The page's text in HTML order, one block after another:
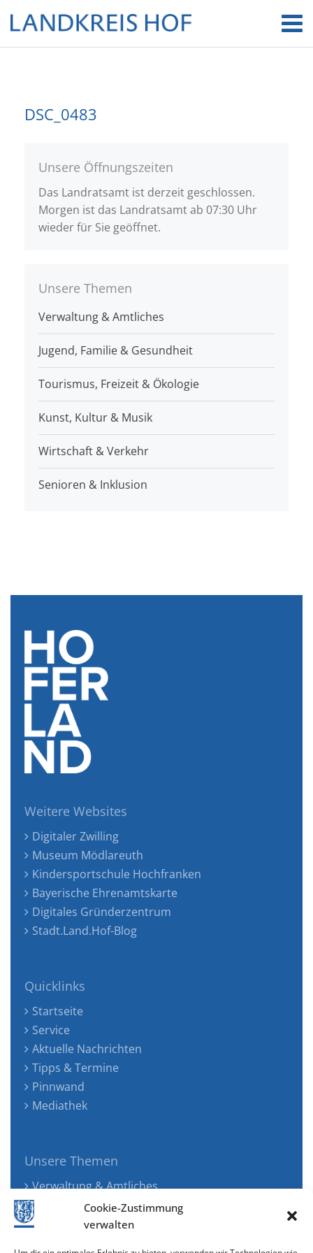
Cookie-Zustimmung
verwalten
DSC_0483
Unsere Öffnungszeiten
Das Landratsamt ist derzeit geschlossen.
Morgen ist das Landratsamt ab 07:30 Uhr
wieder für Sie geöffnet.
Unsere Themen
Verwaltung & Amtliches
Jugend, Familie & Gesundheit
Tourismus, Freizeit & Ökologie
Kunst, Kultur & Musik
Wirtschaft & Verkehr
Senioren & Inklusion
Weitere Websites
Digitaler Zwilling
Museum Mödlareuth
Kindersportschule Hochfranken
Bayerische Ehrenamtskarte
Digitales Gründerzentrum
Stadt.Land.Hof-Blog
Quicklinks
Startseite
Service
Aktuelle Nachrichten
Tipps & Termine
Pinnwand
Mediathek
Unsere Themen
Verwaltung & Amtliches
Jugend, Familie & Gesundheit
Tourismus, Freizeit & Ökologie